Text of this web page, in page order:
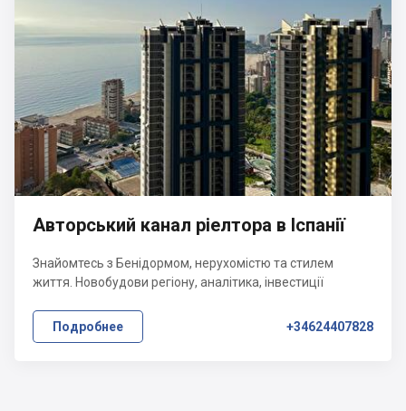
Авторський канал ріелтора в Іспанії
Знайомтесь з Бенідормом, нерухомістю та стилем
життя. Новобудови регіону, аналітика, інвестиції
Подробнее +34624407828